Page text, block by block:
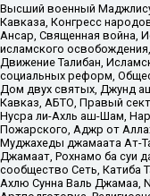
Высший военный
Кавказа, Конгресс
Ансар, Священная война,
исламского
Движение Талибан,
социальных реформ,
Дом двух святых, Джунд
Кавказ, АБТО, Правый
Нусра ли-Ахль аш-Шам,
Пожарского, Аджр от
Муджахеды джамаата Ат-
Джамаат, Рохнамо ба суи
сообщество Сеть, Катиба
Ахлю Сунна Валь Джамаа,